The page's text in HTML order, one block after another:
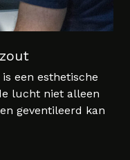
een esthetische
lucht niet alleen
geventileerd kan